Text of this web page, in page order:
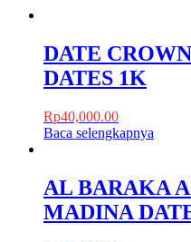
DATE
DATES 1K
Rp40,000.00
Baca selengkapnya
AL BARAKA
MADINA